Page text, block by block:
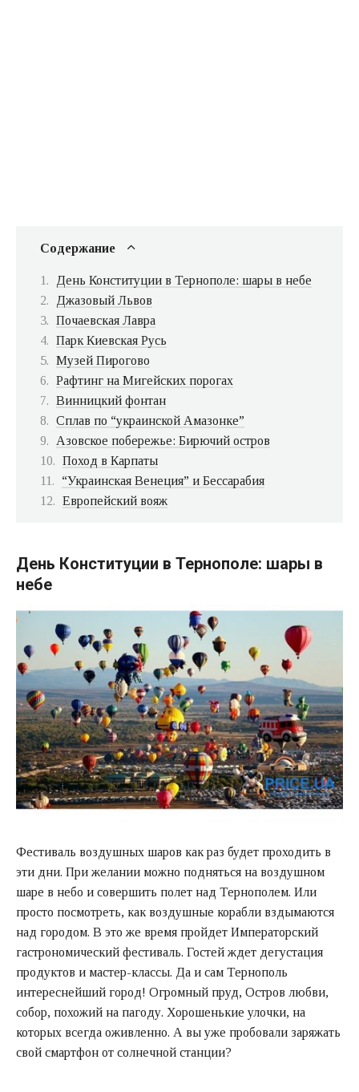
Содержание
День Конституции в Тернополе: шары в небе
Джазовый Львов
Почаевская Лавра
Парк Киевская Русь
Музей Пирогово
Рафтинг на Мигейских порогах
Винницкий фонтан
Сплав по “украинской Амазонке”
Азовское побережье: Бирючий остров
Поход в Карпаты
“Украинская Венеция” и Бессарабия
Европейский вояж
День Конституции в Тернополе: шары в
небе
Фестиваль воздушных шаров как раз будет проходить в
эти дни. При желании можно подняться на воздушном
шаре в небо и совершить полет над Тернополем. Или
просто посмотреть, как воздушные корабли вздымаются
над городом. В это же время пройдет Императорский
гастрономический фестиваль. Гостей ждет дегустация
продуктов и мастер-классы. Да и сам Тернополь
интереснейший город! Огромный пруд, Остров любви,
собор, похожий на пагоду. Хорошенькие улочки, на
которых всегда оживленно. А вы уже пробовали заряжать
свой смартфон от солнечной станции?